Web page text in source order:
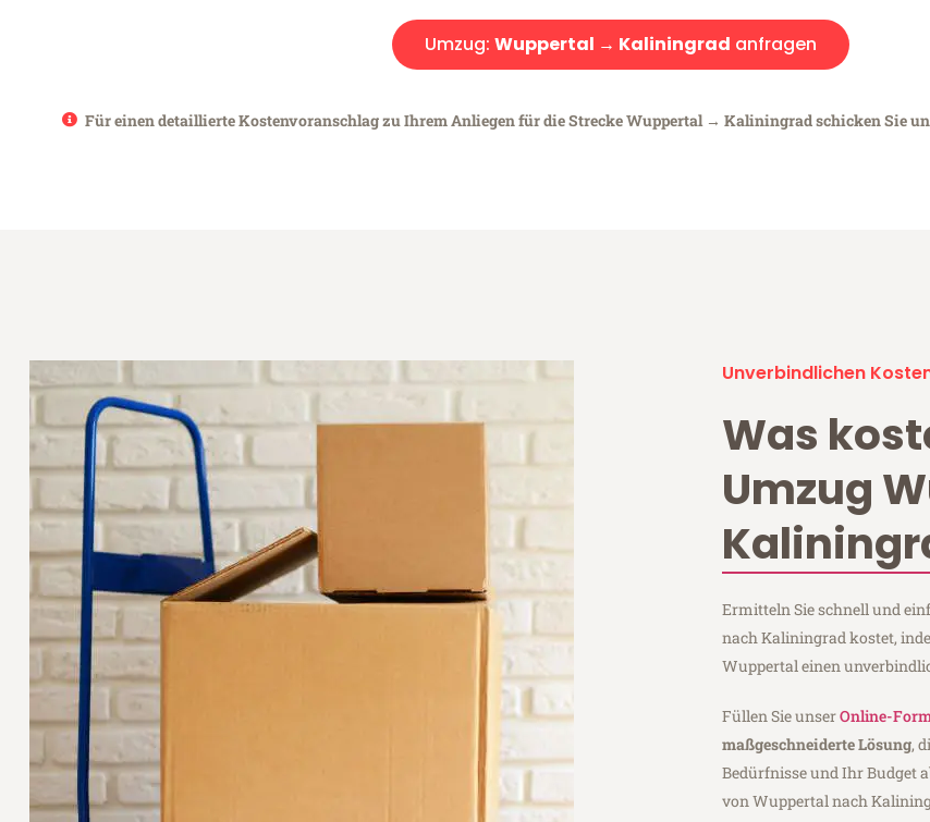
Umzug: Wuppertal → Kaliningrad anfragen
Für einen detaillierte Kostenvoranschlag zu Ihrem Anliegen für die Strecke Wuppertal → Kaliningrad schicken Sie
Unverbindlichen
Was
Umzug
Ermitteln Sie schnell und
nach Kaliningrad kostet,
Wuppertal einen
Füllen Sie unserOnline-
maßgeschneiderte Lösung,
Bedürfnisse und Ihr Budget
von Wuppertal nach